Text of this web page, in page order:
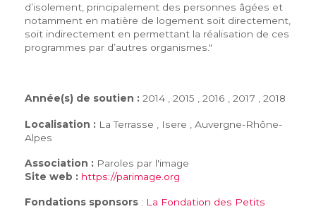
d’isolement, principalement des personnes âgées et
notamment en matière de logement soit directement,
soit indirectement en permettant la réalisation de ces
programmes par d’autres organismes."
Année(s) de soutien : 2014 , 2015 , 2016 , 2017 , 2018
Localisation : La Terrasse , Isere , Auvergne-Rhône-
Alpes
Association : Paroles par l'image
Site web : https://parimage.org
Fondations sponsors: La Fondation des Petits